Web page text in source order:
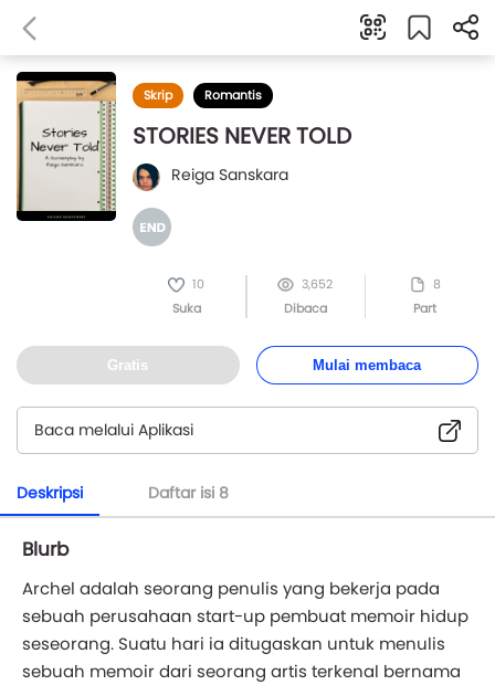
Skrip Romantis
STORIES NEVER TOLD
Reiga Sanskara
10
Suka
3,652
Dibaca
8
Part
Gratis Mulai membaca
Baca melalui Aplikasi
Deskripsi Daftar isi 8
Blurb
Archel adalah seorang penulis yang bekerja pada
sebuah perusahaan start-up pembuat memoir hidup
seseorang. Suatu hari ia ditugaskan untuk menulis
sebuah memoir dari seorang artis terkenal bernama